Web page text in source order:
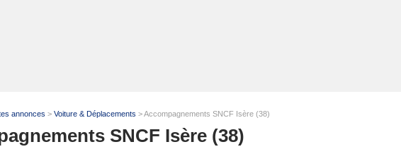
annonces > Voiture & Déplacements > Accompagnements SNCF Isère (38)
SNCF Isère (38)